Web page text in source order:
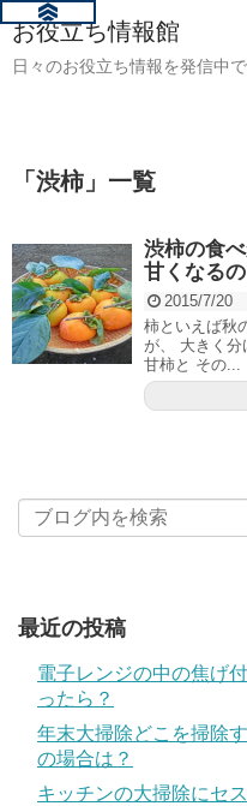
お役立ち情報館
日々のお役立ち情報を発信中
「 渋柿 」 一覧
渋柿の食
甘くなる
2015/7/20
柿といえば秋
が、 大きく
甘柿と その...
最近の投稿
電子レンジの中の焦げ
ったら？
年末大掃除どこを掃除
の場合は？
キッチンの大掃除にセ